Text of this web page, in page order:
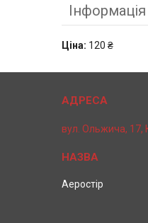
Ціна: 120 ₴
вул. Ольжича, 17,
Аеростір